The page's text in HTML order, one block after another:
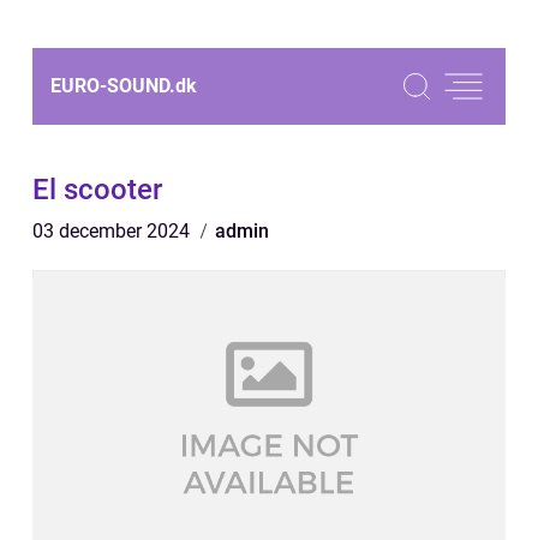
EURO-SOUND.dk
El scooter
03 december 2024 admin